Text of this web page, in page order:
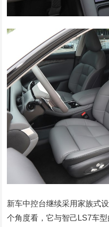
新车中控台继续采用家族式
个角度看，它与智己LS7车